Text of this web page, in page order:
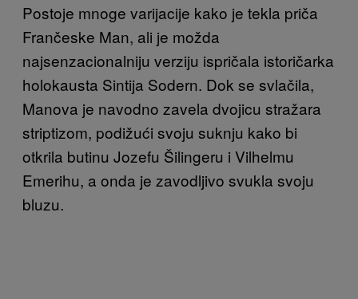
Postoje mnoge varijacije kako je tekla priča
Frančeske Man, ali je možda
najsenzacionalniju verziju ispričala istoričarka
holokausta Sintija Sodern. Dok se svlačila,
Manova je navodno zavela dvojicu stražara
striptizom, podižući svoju suknju kako bi
otkrila butinu Jozefu Šilingeru i Vilhelmu
Emerihu, a onda je zavodljivo svukla svoju
bluzu.